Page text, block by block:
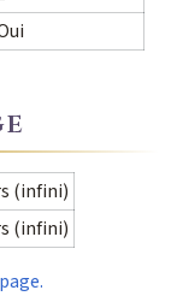
(infini)
(infini)